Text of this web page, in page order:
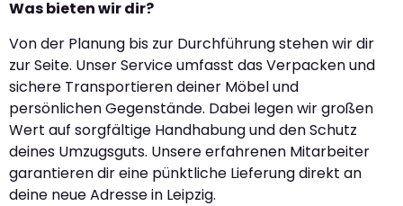
Was bieten wir dir?
Von der Planung bis zur Durchführung stehen wir dir
zur Seite. Unser Service umfasst das Verpacken und
sichere Transportieren deiner Möbel und
persönlichen Gegenstände. Dabei legen wir großen
Wert auf sorgfältige Handhabung und den Schutz
deines Umzugsguts. Unsere erfahrenen Mitarbeiter
garantieren dir eine pünktliche Lieferung direkt an
deine neue Adresse in Leipzig.